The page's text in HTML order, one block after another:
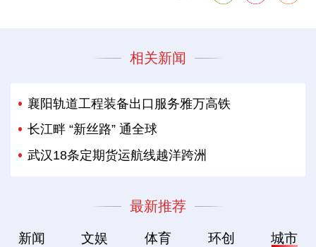
相关新闻
襄阳轨道工程装备出口服务雅万高铁
长江畔 “新丝路” 通全球
武汉18条定期货运航线越洋跨洲
最新推荐
新闻 文娱 体育 环创 城市